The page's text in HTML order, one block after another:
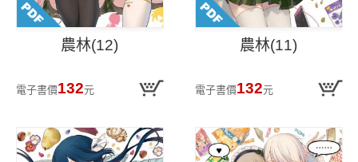
農林(12)
電子書價132元
農林(11)
電子書價132元